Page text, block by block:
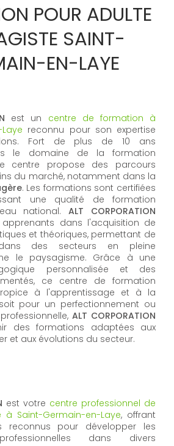
POUR ADULTE
SAINT-
EN-LAYE
est un centre de formation à
reconnu pour son expertise
Fort de plus de 10 ans
le domaine de la formation
centre propose des parcours
du marché, notamment dans la
. Les formations sont certifiées
une qualité de formation
national.ALT CORPORATION
dans l'acquisition de
et théoriques, permettant de
des secteurs en pleine
le paysagisme. Grâce à une
personnalisée et des
ce centre de formation
à l'apprentissage et à la
pour un perfectionnement ou
ALT CORPORATION​​​​​​​
des formations adaptées aux
et aux évolutions du secteur.